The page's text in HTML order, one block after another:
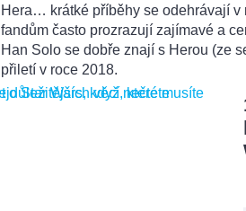
Hera… krátké příběhy se odehrávají v
fandům často prozrazují zajímavé a
Han Solo se dobře znají s Herou (ze
přiletí v roce 2018.